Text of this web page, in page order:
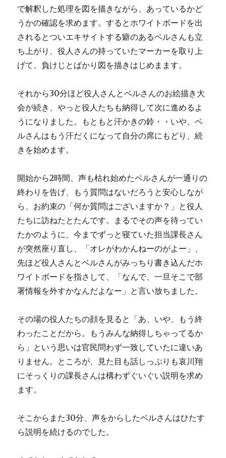
で解釈した処理を図を描きながら、あっているかど
うかの確認を求めます。するとホワイトボードを出
されるとついエキサイトする癖のあるベルさんも立
ち上がり、役人さんの持っていたマーカーを取り上
げて、負けじとばかり図を描きはじめまます。
それから30分ほど役人さんとベルさんのお絵描き大
会が続き、やっと役人たちも納得して次に進めるよ
うになりました。もともと汗かきの鈴・・いや、ベ
ルさんはもう汗だくになって自分の席にもどり、続
きを始めます。
開始から2時間、声も枯れ始めたベルさんが一通りの
終わりを告げ、もう質問はないだろうと安心しなが
ら、お約束の「何か質問はございますか？」と役人
たちに訪ねたとたんです。まるでその声を待ってい
たかのように、今までずっと寝ていた担当課長さん
が突然座り直し、「オレがわかんねーのがよー」、
先ほど役人さんとベルさんがみっちり書き込んだホ
ワイトボードを指さして、「なんで、一旦そこで部
署情報を外すかなんだよなー」と言い放ちました。
その場の役人たちの顔を見ると「あ、いや、もう終
わったことだから。もうみんな納得しちゃってるか
ら」という思いは官民問わず一致していたに違いあ
りません。ところが、見た目も話しっぷりも哀川翔
にそっくりの課長さんは構わずぐいぐい説明を求め
ます。
そこからまた30分、声をからしたベルさんはひたす
ら説明を続けるのでした。